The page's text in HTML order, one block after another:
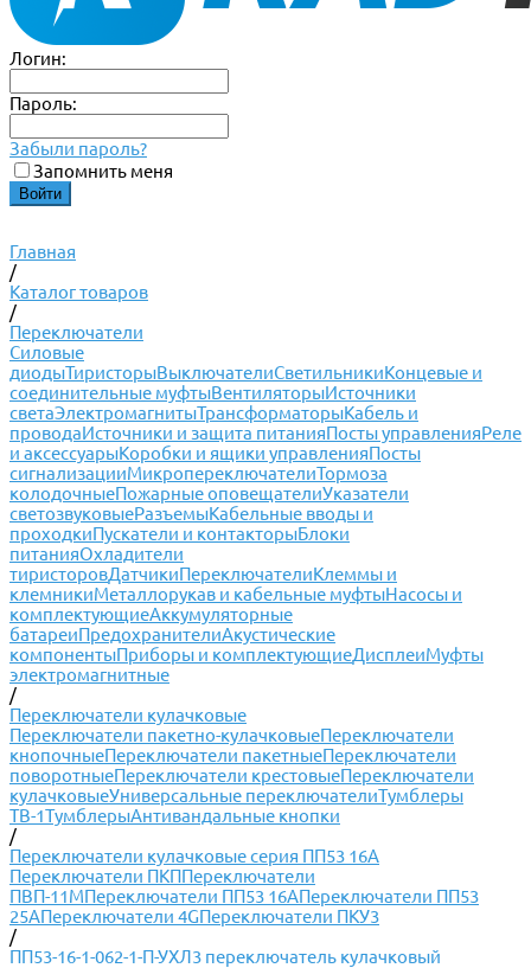
Логин:
Пароль:
Забыли пароль?
Запомнить меня
Главная
/
Каталог товаров
/
Переключатели
Силовые
диодыТиристорыВыключателиСветильникиКонцевые и
соединительные муфтыВентиляторыИсточники
светаЭлектромагнитыТрансформаторыКабель и
проводаИсточники и защита питанияПосты управленияРеле
и аксессуарыКоробки и ящики управленияПосты
сигнализацииМикропереключателиТормоза
колодочныеПожарные оповещателиУказатели
светозвуковыеРазъемыКабельные вводы и
проходкиПускатели и контакторыБлоки
питанияОхладители
тиристоровДатчикиПереключателиКлеммы и
клемникиМеталлорукав и кабельные муфтыНасосы и
комплектующиеАккумуляторные
батареиПредохранителиАкустические
компонентыПриборы и комплектующиеДисплеиМуфты
электромагнитные
/
Переключатели кулачковые
Переключатели пакетно-кулачковыеПереключатели
кнопочныеПереключатели пакетныеПереключатели
поворотныеПереключатели крестовыеПереключатели
кулачковыеУниверсальные переключателиТумблеры
ТВ-1ТумблерыАнтивандальные кнопки
/
Переключатели кулачковые серия ПП53 16А
Переключатели ПКППереключатели
ПВП-11МПереключатели ПП53 16АПереключатели ПП53
25АПереключатели 4GПереключатели ПКУ3
/
ПП53-16-1-062-1-П-УХЛ3 переключатель кулачковый